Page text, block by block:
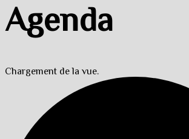
Agenda
Chargement de la vue.